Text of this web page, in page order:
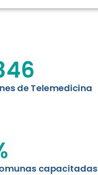
I+D+I+E
de Telemedicina
capacitadas